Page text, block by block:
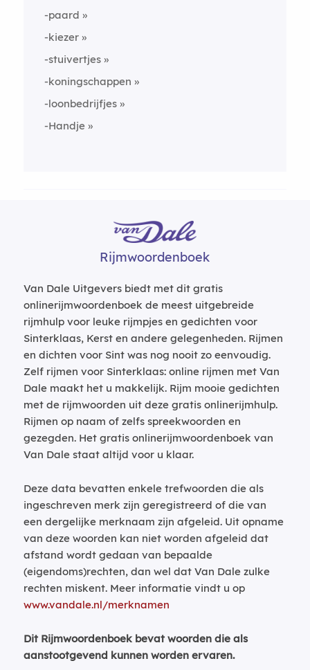
-paard
-kiezer
-stuivertjes
-koningschappen
-loonbedrijfjes
-Handje
Rijmwoordenboek
Van Dale Uitgevers biedt met dit gratis
onlinerijmwoordenboek de meest uitgebreide
rijmhulp voor leuke rijmpjes en gedichten voor
Sinterklaas, Kerst en andere gelegenheden. Rijmen
en dichten voor Sint was nog nooit zo eenvoudig.
Zelf rijmen voor Sinterklaas: online rijmen met Van
Dale maakt het u makkelijk. Rijm mooie gedichten
met de rijmwoorden uit deze gratis onlinerijmhulp.
Rijmen op naam of zelfs spreekwoorden en
gezegden. Het gratis onlinerijmwoordenboek van
Van Dale staat altijd voor u klaar.
Deze data bevatten enkele trefwoorden die als
ingeschreven merk zijn geregistreerd of die van
een dergelijke merknaam zijn afgeleid. Uit opname
van deze woorden kan niet worden afgeleid dat
afstand wordt gedaan van bepaalde
(eigendoms)rechten, dan wel dat Van Dale zulke
rechten miskent. Meer informatie vindt u op
www.vandale.nl/merknamen
Dit Rijmwoordenboek bevat woorden die als
aanstootgevend kunnen worden ervaren.